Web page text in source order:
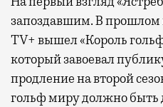
запоздавшим. В прошлом
TV+ вышел «Король
который завоевал
продление на второй
гольф миру должно быть